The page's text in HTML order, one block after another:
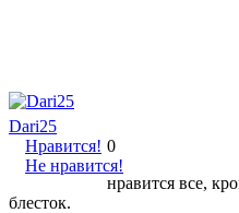
Dari25
Нравится!
Не нравится!
0
нравится все,
блесток.